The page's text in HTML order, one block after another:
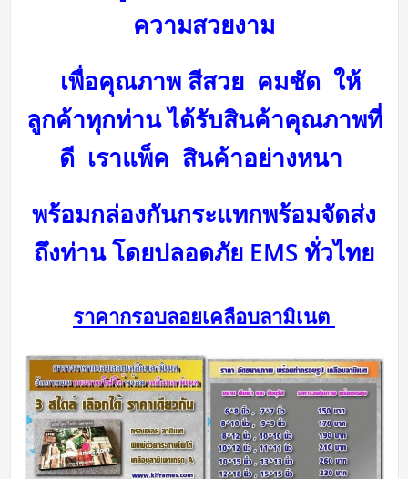
ความสวยงาม
เพื่อคุณภาพ สีสวย คมชัด ให้
ลูกค้าทุกท่าน ได้รับสินค้าคุณภาพที่
ดี เราแพ็ค สินค้าอย่างหนา
พร้อมกล่องกันกระแทกพร้อมจัดส่ง
ถึงท่าน โดยปลอดภัย EMS ทั่วไทย
ราคากรอบลอยเคลือบลามิเนต